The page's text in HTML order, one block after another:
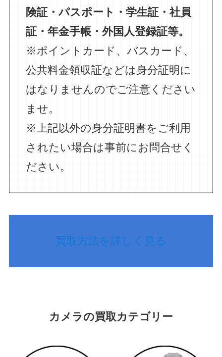
険証・パスポート・学生証・社員
証・年金手帳・外国人登録証等。
※ポイントカード、バスカード、
公共料金領収証などは身分証明に
はなりませんのでご注意ください
ませ。
※上記以外の身分証明書をご利用
されたい場合は事前にお問合せく
ださい。
買取方法を詳しく見る
カメラの買取カテゴリー